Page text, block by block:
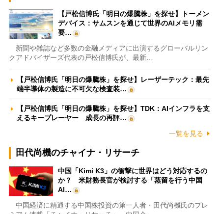
【戸松信博氏「明日の爆騰株」を探せ】トーメン
デバイス：サムスンを通じて世界のAIメモリ需
要…
新聞や雑誌など多数の金融メディアに出演するグローバルリン
クアドバイザーズ代表の戸松信博氏が、最新…
【戸松信博氏「明日の爆騰株」を探せ】レーザーテック：最先
端半導体の製造に不可欠な検査装…
【戸松信博氏「明日の爆騰株」を探せ】TDK：AIインフラを支
えるキープレーヤー 成長の再評…
一覧を見る
田代尚機のチャイナ・リサーチ
中国「Kimi K3」の衝撃に世界はどう対応するの
か？ 米財務長官が検討する「蒸留を行う中国
AI…
中国経済に精通する中国株投資の第一人者・田代尚機氏のプレ